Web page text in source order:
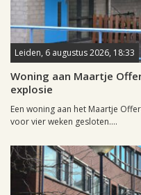
Leiden, 6 augustus 2026, 18:33
Woning aan Maartje
explosie
Een woning aan het Maartje
voor vier weken gesloten....